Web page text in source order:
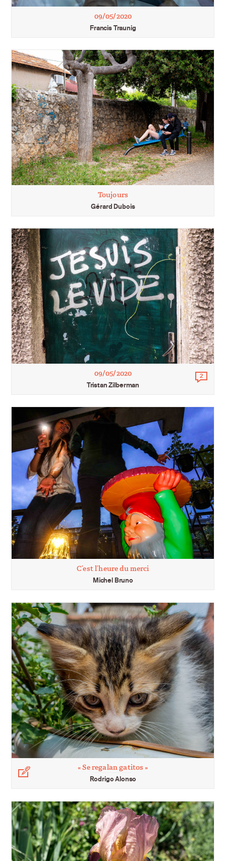
09/05/2020
Francis Traunig
Toujours
Gérard Dubois
09/05/2020
Tristan Zilberman
2
C’est l’heure du merci
Michel Bruno
« Se regalan gatitos »
Rodrigo Alonso